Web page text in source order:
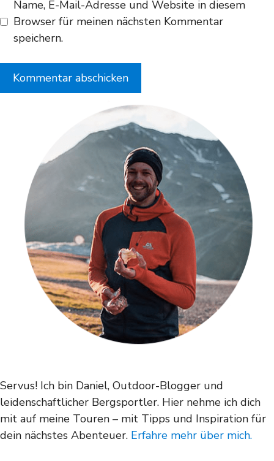
Name, E-Mail-Adresse und Website in diesem
Browser für meinen nächsten Kommentar
speichern.
Servus! Ich bin Daniel, Outdoor-Blogger und
leidenschaftlicher Bergsportler. Hier nehme ich dich
mit auf meine Touren – mit Tipps und Inspiration für
dein nächstes Abenteuer. Erfahre mehr über mich.